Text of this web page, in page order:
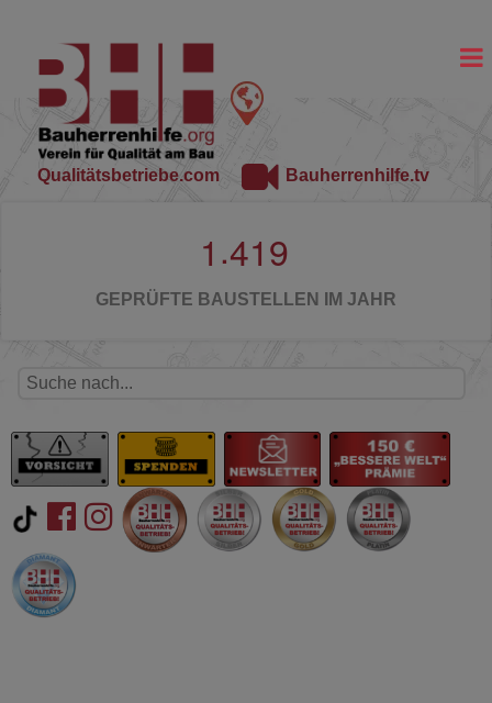
Qualitätsbetriebe.com Bauherrenhilfe.tv
1 .419
GEPRÜFTE BAUSTELLEN IM JAHR